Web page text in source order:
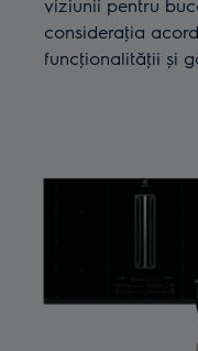
viziunii pentru
consideraţia
funcţionalităţii și